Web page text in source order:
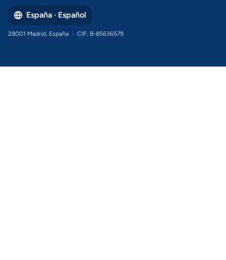
España · Español
28001 Madrid, España · CIF: B-85636579